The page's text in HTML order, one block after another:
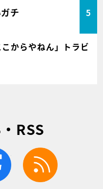
チ 5
からやねん」トラビ
RSS
facebook